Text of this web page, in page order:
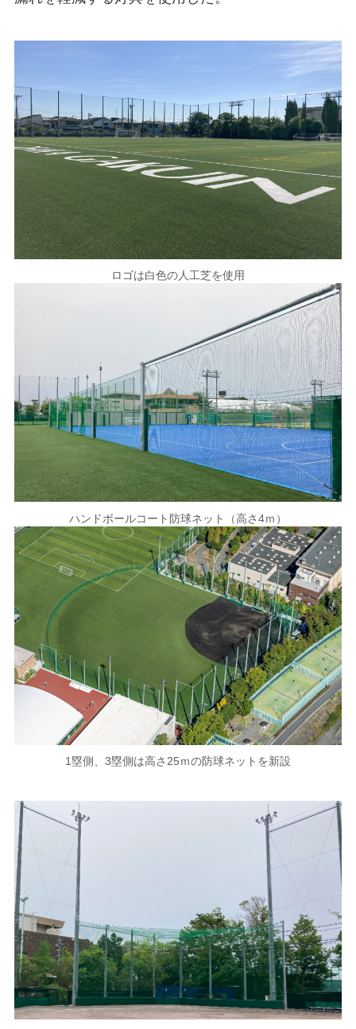
ロゴは白色の人工芝を使用
ハンドボールコート防球ネット（高さ4ｍ）
1塁側、3塁側は高さ25ｍの防球ネットを新設